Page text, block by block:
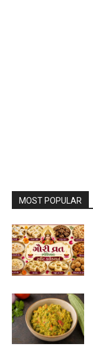
MOST POPULAR